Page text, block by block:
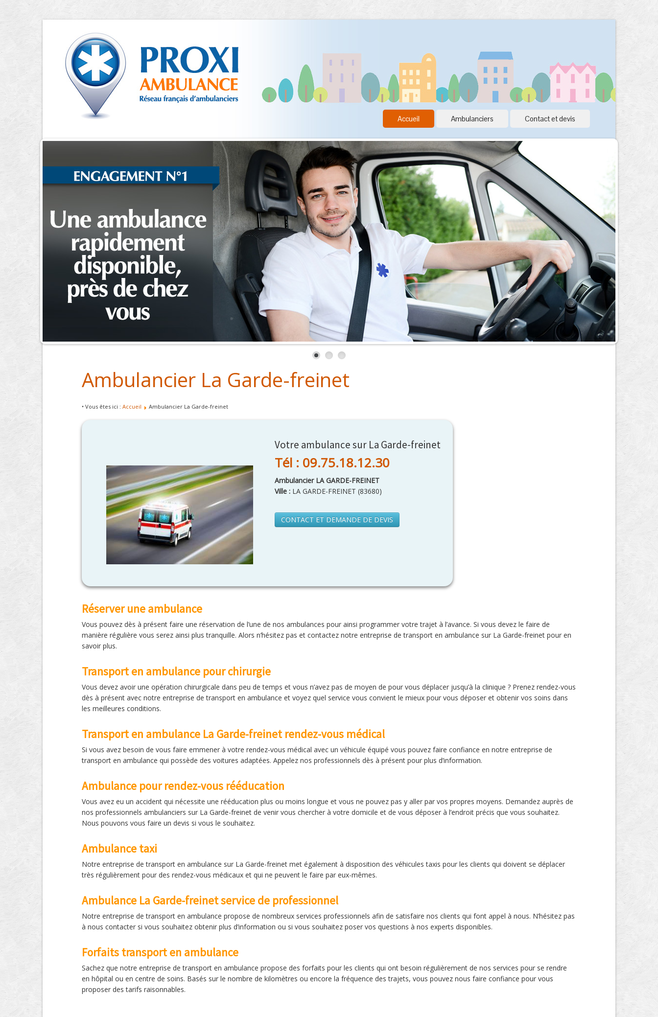
Accueil Ambulanciers Contact et devis
Ambulancier La Garde-freinet
• Vous êtes ici : Accueil Ambulancier La Garde-freinet
Votre ambulance sur La Garde-freinet
Tél : 09.75.18.12.30
Ambulancier LA GARDE-FREINET
Ville : LA GARDE-FREINET (83680)
CONTACT ET DEMANDE DE DEVIS
Réserver une ambulance
Vous pouvez dès à présent faire une réservation de l’une de nos ambulances pour ainsi programmer votre trajet à l’avance. Si vous devez le faire de
manière régulière vous serez ainsi plus tranquille. Alors n’hésitez pas et contactez notre entreprise de transport en ambulance sur La Garde-freinet pour en
savoir plus.
Transport en ambulance pour chirurgie
Vous devez avoir une opération chirurgicale dans peu de temps et vous n’avez pas de moyen de pour vous déplacer jusqu’à la clinique ? Prenez rendez-vous
dès à présent avec notre entreprise de transport en ambulance et voyez quel service vous convient le mieux pour vous déposer et obtenir vos soins dans
les meilleures conditions.
Transport en ambulance La Garde-freinet rendez-vous médical
Si vous avez besoin de vous faire emmener à votre rendez-vous médical avec un véhicule équipé vous pouvez faire confiance en notre entreprise de
transport en ambulance qui possède des voitures adaptées. Appelez nos professionnels dès à présent pour plus d’information.
Ambulance pour rendez-vous rééducation
Vous avez eu un accident qui nécessite une rééducation plus ou moins longue et vous ne pouvez pas y aller par vos propres moyens. Demandez auprès de
nos professionnels ambulanciers sur La Garde-freinet de venir vous chercher à votre domicile et de vous déposer à l’endroit précis que vous souhaitez.
Nous pouvons vous faire un devis si vous le souhaitez.
Ambulance taxi
Notre entreprise de transport en ambulance sur La Garde-freinet met également à disposition des véhicules taxis pour les clients qui doivent se déplacer
très régulièrement pour des rendez-vous médicaux et qui ne peuvent le faire par eux-mêmes.
Ambulance La Garde-freinet service de professionnel
Notre entreprise de transport en ambulance propose de nombreux services professionnels afin de satisfaire nos clients qui font appel à nous. N’hésitez pas
à nous contacter si vous souhaitez obtenir plus d’information ou si vous souhaitez poser vos questions à nos experts disponibles.
Forfaits transport en ambulance
Sachez que notre entreprise de transport en ambulance propose des forfaits pour les clients qui ont besoin régulièrement de nos services pour se rendre
en hôpital ou en centre de soins. Basés sur le nombre de kilomètres ou encore la fréquence des trajets, vous pouvez nous faire confiance pour vous
proposer des tarifs raisonnables.